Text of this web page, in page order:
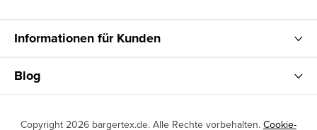
Informationen für Kunden
Blog
Copyright 2026 bargertex.de. Alle Rechte vorbehalten. Cookie-